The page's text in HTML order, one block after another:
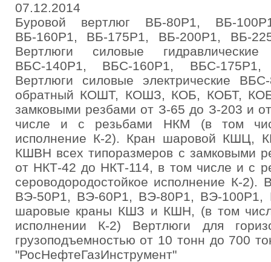
07.12.2014
Буровой вертлюг ВБ-80Р1, ВБ-
ВБ-160Р1, ВБ-175Р1, ВБ-200Р1, ВБ-
Вертлюги силовые
ВБС-140Р1, ВБС-160Р1, ВБС-
Вертлюги силовые электрические
обратный КОШТ, КОШЗ, КОБ, КОБТ,
замковыми резбами от З-65 до З-203 и
числе и с резьбами НКМ (в том
исполнение К-2). Кран шаровой
КШВН всех типоразмеров с замковыми
от НКТ-42 до НКТ-114, в том числе и с
сероводородостойкое исполнение К-2).
ВЭ-50Р1, ВЭ-60Р1, ВЭ-80Р1, ВЭ-100Р1,
шаровые краны КШЗ и КШН, (в том
исполнении К-2) Вертлюги для
грузоподъемностью от 10 тонн до 700
"РосНефтеГазИнструмент"